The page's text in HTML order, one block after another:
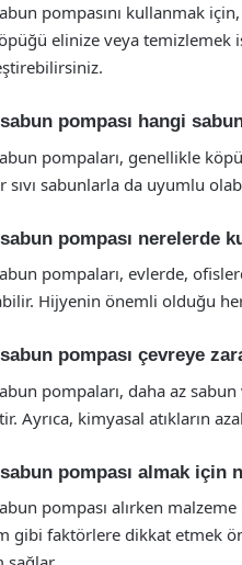
pompasını kullanmak
elinize veya temizlemek
pompası hangi
pompaları, genellikle
sıvı sabunlarla da uyumlu
pompası nerelerde
pompaları, evlerde,
Hijyenin önemli olduğu
pompası çevreye
pompaları, daha az
Ayrıca, kimyasal atıkların
pompası almak için
pompası alırken
gibi faktörlere dikkat etmek